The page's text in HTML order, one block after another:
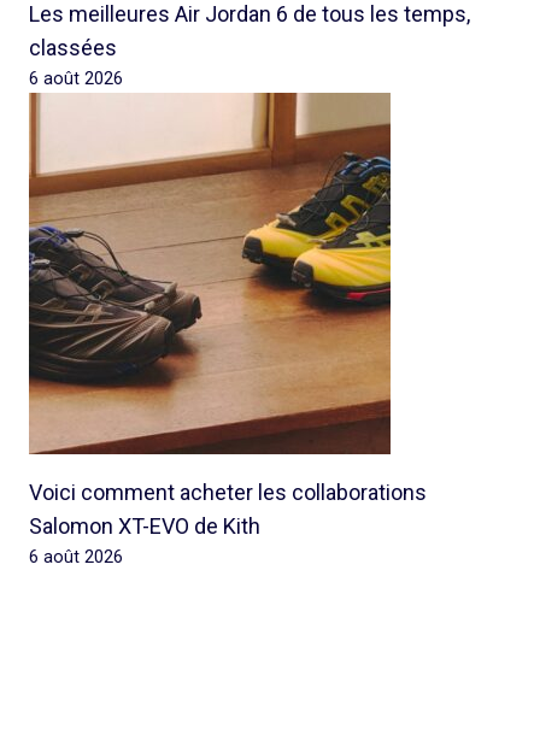
Les meilleures Air Jordan 6 de tous les temps,
classées
6 août 2026
Voici comment acheter les collaborations
Salomon XT-EVO de Kith
6 août 2026